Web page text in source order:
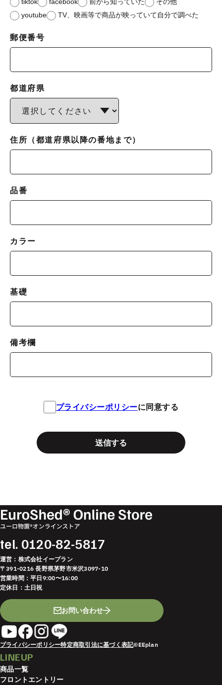
youtube
TV、映画等で商品が映っていて自分で調べた
郵便番号
都道府県
住所（都道府県以降の番地まで）
品番
カラー
基礎
備考欄
プライバシーポリシーに同意する
tel. 0120-82-5817
運営：株式会社イープラン
〒391-0216 長野県茅野市米沢3097-10
営業時間：平日9:00〜16:00
定休日：土日祝
お問い合わせ
プライバシーポリシー特定商取引法に基づく表記©EEplan
LINEUP
商品一覧
フロントエントリー